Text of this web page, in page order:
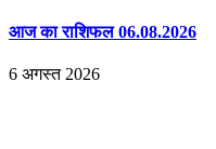
आज का राशिफल 06.08.2026
6 अगस्त 2026